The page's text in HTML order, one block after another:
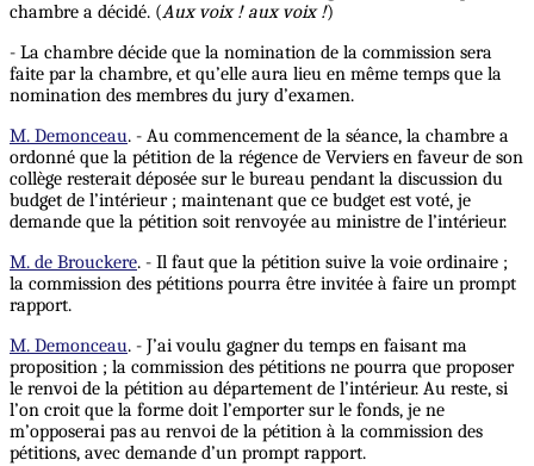
chambre a décidé. (Aux voix ! aux voix !)
- La chambre décide que la nomination de la commission sera
faite par la chambre, et qu’elle aura lieu en même temps que la
nomination des membres du jury d’examen.
M. Demonceau. - Au commencement de la séance, la chambre a
ordonné que la pétition de la régence de Verviers en faveur de son
collège resterait déposée sur le bureau pendant la discussion du
budget de l’intérieur ; maintenant que ce budget est voté, je
demande que la pétition soit renvoyée au ministre de l’intérieur.
M. de Brouckere. - Il faut que la pétition suive la voie ordinaire ;
la commission des pétitions pourra être invitée à faire un prompt
rapport.
M. Demonceau. - J’ai voulu gagner du temps en faisant ma
proposition ; la commission des pétitions ne pourra que proposer
le renvoi de la pétition au département de l’intérieur. Au reste, si
l’on croit que la forme doit l’emporter sur le fonds, je ne
m’opposerai pas au renvoi de la pétition à la commission des
pétitions, avec demande d’un prompt rapport.